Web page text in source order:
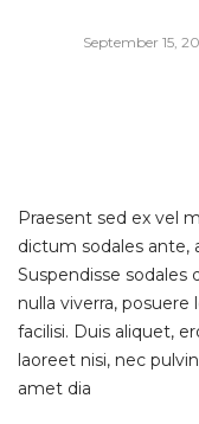
Posted
September 15,
Praesent sed ex vel
dictum sodales ante,
Suspendisse sodales
nulla viverra,
facilisi. Duis aliquet,
laoreet nisi, nec
amet dia